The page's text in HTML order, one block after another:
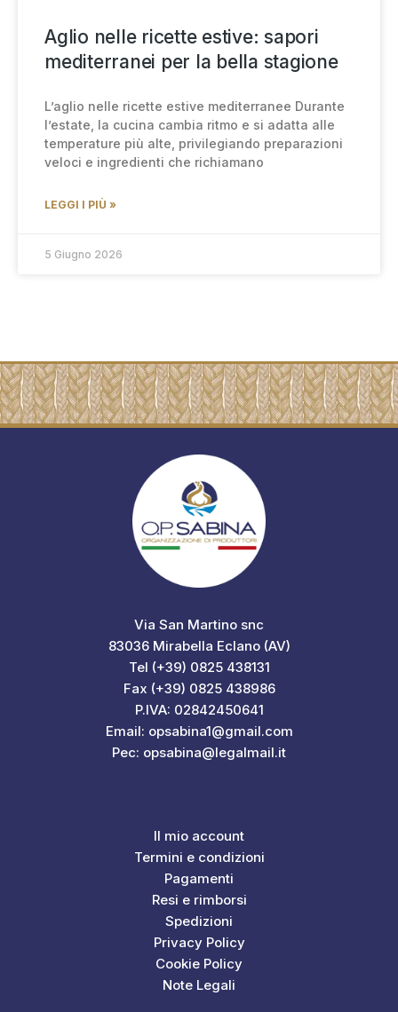
Aglio nelle ricette estive: sapori
mediterranei per la bella stagione
L’aglio nelle ricette estive mediterranee Durante
l’estate, la cucina cambia ritmo e si adatta alle
temperature più alte, privilegiando preparazioni
veloci e ingredienti che richiamano
LEGGI I PIÙ »
5 Giugno 2026
Via San Martino snc
83036 Mirabella Eclano (AV)
Tel (+39) 0825 438131
Fax (+39) 0825 438986
P.IVA: 02842450641
Email: opsabina1@gmail.com
Pec: opsabina@legalmail.it
Il mio account
Termini e condizioni
Pagamenti
Resi e rimborsi
Spedizioni
Privacy Policy
Cookie Policy
Note Legali